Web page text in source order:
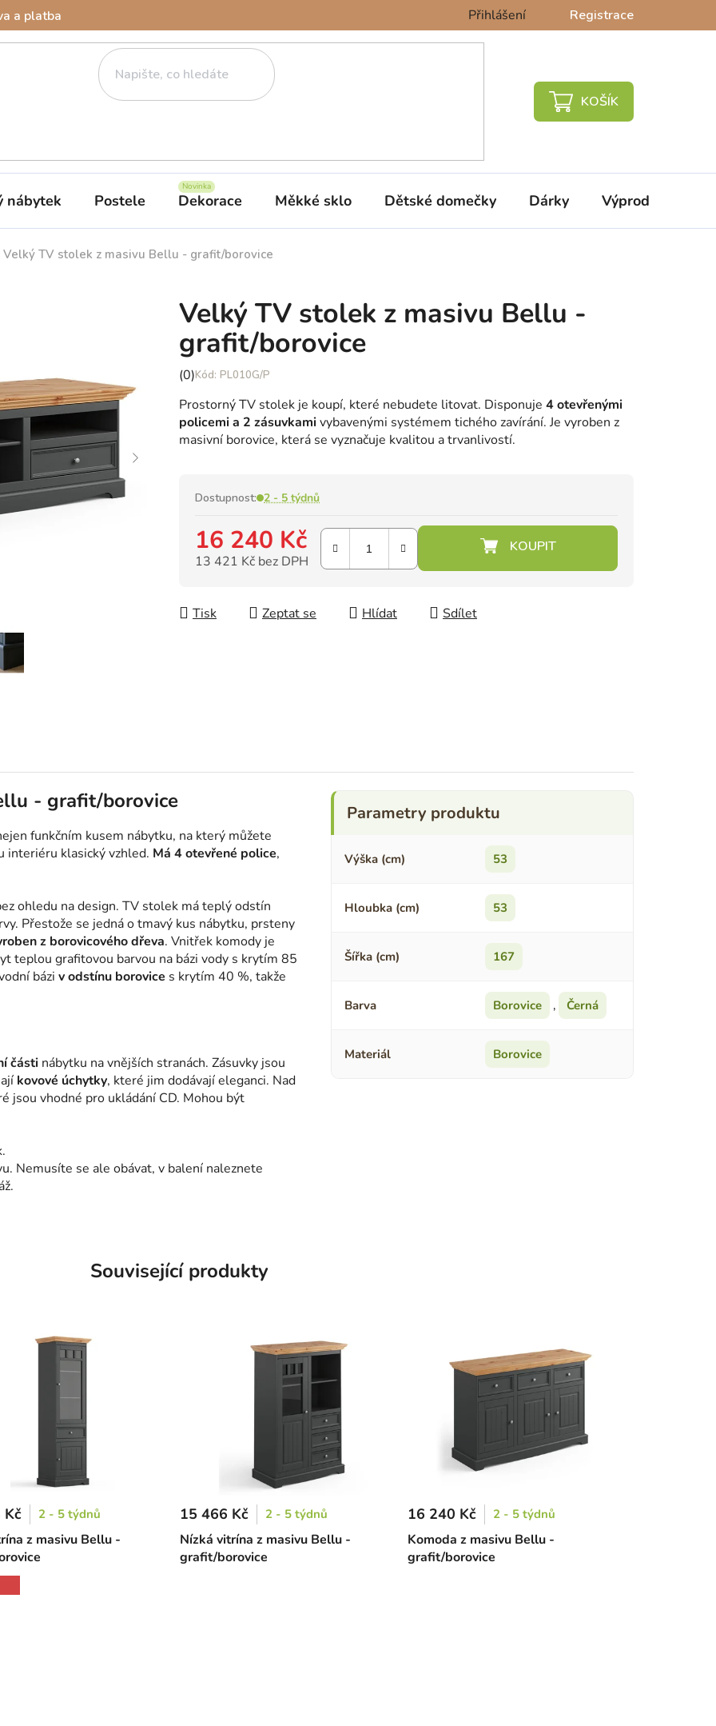
a platba Přihlášení Registrace
NÁKUPNÍ
nábytek Postele Dekorace Měkké sklo Dětské domečky Dárky Výprodej %
Velký TV stolek z masivu Bellu - grafit/borovice
Velký TV stolek z masivu Bellu -
grafit/borovice
Průměrné
produktu
je
0,0
hvězdiček.
(0) PL010G/P
Prostorný TV stolek je koupí, které nebudete litovat. Disponuje 4 otevřenými
policemi a 2 zásuvkamivybavenými systémem tichého zavírání. Je vyroben z
masivní borovice, která se vyznačuje kvalitou a trvanlivostí.
Dostupnost: 2 - 5 týdnů
16 240 Kč
13 421 Kč bez DPH
Tisk
Zeptat se Hlídat Sdílet
- grafit/borovice
funkčním kusem nábytku, na který můžete
interiéru klasický vzhled. Má 4 otevřené police,
ohledu na design. TV stolek má teplý odstín
Přestože se jedná o tmavý kus nábytku, prsteny
z borovicového dřeva. Vnitřek komody je
teplou grafitovou barvou na bázi vody s krytím 85
bázi v odstínu borovice s krytím 40 %, takže
části nábytku na vnějších stranách. Zásuvky jsou
kovové úchytky, které jim dodávají eleganci. Nad
jsou vhodné pro ukládání CD. Mohou být
Nemusíte se ale obávat, v balení naleznete
Výška (cm) 53
Hloubka (cm) 53
Šířka (cm) 167
Barva Borovice , Černá
Materiál Borovice
Související produkty
z masivu Bellu -
2 - 5 týdnů
Nízká vitrína z masivu Bellu -
grafit/borovice
15 466 Kč 2 - 5 týdnů
Komoda z masivu Bellu -
grafit/borovice
16 240 Kč 2 - 5 týdnů